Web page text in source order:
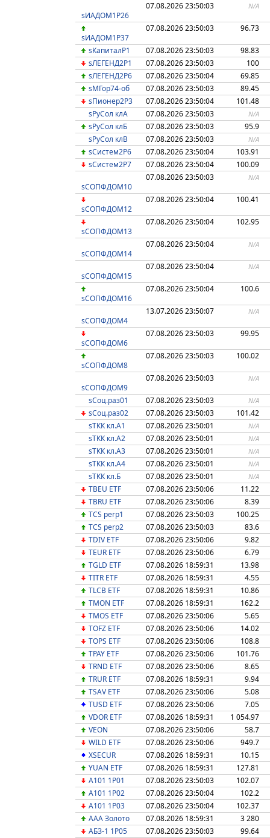
sИАДОМ1P26
07.08.2026 23:50:03 N/A
sИАДОМ1P37
07.08.2026 23:50:03 96.73
sКапиталР1 07.08.2026 23:50:03
98.83
sЛЕГЕНД2P1
07.08.2026 23:50:03
100
sЛЕГЕНД2P6
07.08.2026 23:50:04
69.85
sМГор74-об
07.08.2026 23:50:03
89.45
sПионер2P3
07.08.2026 23:50:04
101.48
sРуСол клА
07.08.2026 23:50:03 N/A
sРуСол клБ 07.08.2026 23:50:03
95.9
sРуСол клВ
07.08.2026 23:50:03 N/A
sСистем2P6 07.08.2026 23:50:04
103.91
sСистем2P7
07.08.2026 23:50:04 100.09
sСОПФДОМ10
07.08.2026 23:50:03 N/A
sСОПФДОМ12
07.08.2026 23:50:04 100.41
sСОПФДОМ13
07.08.2026 23:50:04 102.95
sСОПФДОМ14
07.08.2026 23:50:04 N/A
sСОПФДОМ15
07.08.2026 23:50:04 N/A
sСОПФДОМ16
07.08.2026 23:50:04 100.6
sСОПФДОМ4
13.07.2026 23:50:07 N/A
sСОПФДОМ6
07.08.2026 23:50:03 99.95
sСОПФДОМ8
07.08.2026 23:50:03 100.02
sСОПФДОМ9
07.08.2026 23:50:03 N/A
sСоц.раз01 07.08.2026 23:50:03 N/A
sСоц.раз02 07.08.2026 23:50:03
101.42
sТКК кл.А1
07.08.2026 23:50:01 N/A
sТКК кл.А2 07.08.2026 23:50:01 N/A
sТКК кл.А3 07.08.2026 23:50:01 N/A
sТКК кл.А4 07.08.2026 23:50:01 N/A
sТКК кл.Б 07.08.2026 23:50:01 N/A
TBEU ETF 07.08.2026 23:50:06
11.22
TBRU ETF
07.08.2026 23:50:06
8.39
TCS perp1
07.08.2026 23:50:03
100.25
TCS perp2
07.08.2026 23:50:03
83.6
TDIV ETF
07.08.2026 23:50:06
9.82
TEUR ETF
07.08.2026 23:50:06
6.79
TGLD ETF
07.08.2026 18:59:31
13.98
TITR ETF
07.08.2026 18:59:31
4.55
TLCB ETF
07.08.2026 18:59:31
10.86
TMON ETF
07.08.2026 18:59:31
162.2
TMOS ETF
07.08.2026 23:50:06
5.65
TOFZ ETF
07.08.2026 23:50:06
14.02
TOPS ETF
07.08.2026 23:50:06
108.8
TPAY ETF
07.08.2026 23:50:06
101.76
TRND ETF
07.08.2026 23:50:06
8.65
TRUR ETF
07.08.2026 18:59:31
9.94
TSAV ETF
07.08.2026 23:50:06
5.08
TUSD ETF
07.08.2026 23:50:06
7.05
VDOR ETF
07.08.2026 18:59:31
1 054.97
VEON
07.08.2026 23:50:06
58.7
WILD ETF
07.08.2026 23:50:06
949.7
XSECUR
07.08.2026 18:59:31
10.15
YUAN ETF
07.08.2026 18:59:31
127.81
А101 1P01
07.08.2026 23:50:03
102.07
А101 1P02
07.08.2026 23:50:04
102.2
А101 1P03
07.08.2026 23:50:04
102.37
ААА Золото
07.08.2026 18:59:31
3 280
АБЗ-1 1Р05
07.08.2026 23:50:03
99.64